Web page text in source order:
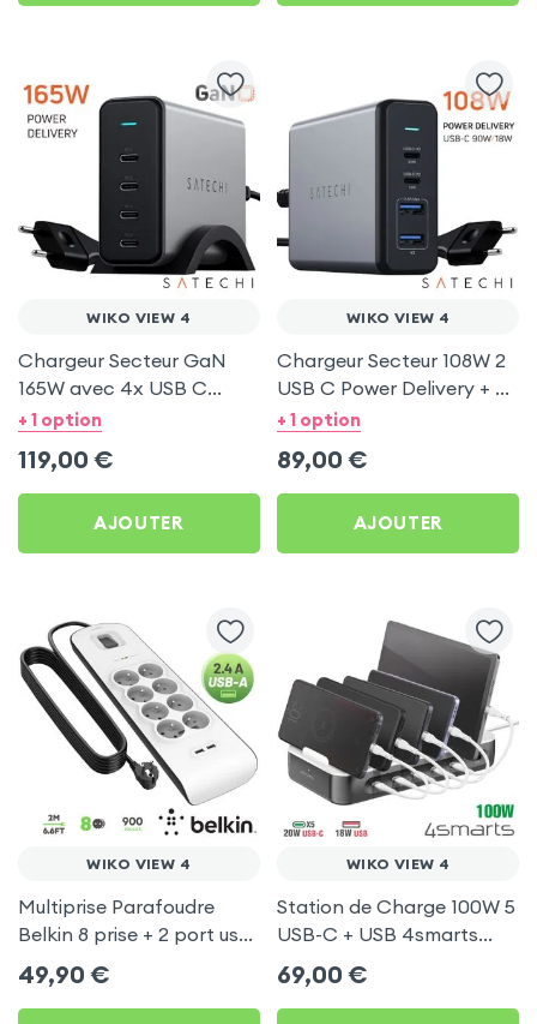
WIKO VIEW 4
Chargeur Secteur GaN
165W avec 4x USB C
Power Delivery, Câble
+ 1 option
119,00 €
AJOUTER
WIKO VIEW 4
Chargeur Secteur 108W 2
USB C Power Delivery + 2
USB, Câble Secteur,
+ 1 option
89,00 €
AJOUTER
WIKO VIEW 4
Multiprise Parafoudre
Belkin 8 prise + 2 port usb
2.4A, cable de 2 metre,
Bouton d'alimentation
49,90 €
WIKO VIEW 4
Station de Charge 100W 5
USB-C + USB 4smarts
pour Wiko View 4
69,00 €